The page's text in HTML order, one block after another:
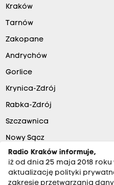
Kraków
Tarnów
Zakopane
Andrychów
Gorlice
Krynica-Zdrój
Rabka-Zdrój
Szczawnica
Nowy Sącz
Radio Kraków informuje,
iż od dnia 25 maja 2018
aktualizację polityki
zakresie przetwarzania